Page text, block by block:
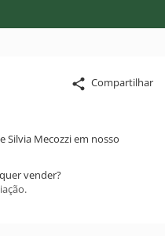
Compartilhar
Mecozzi em nosso
vender?